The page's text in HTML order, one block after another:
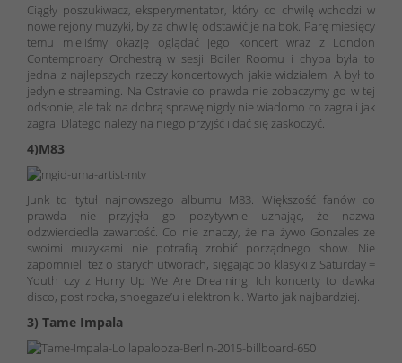
Ciągły poszukiwacz, eksperymentator, który co chwilę wchodzi w
nowe rejony muzyki, by za chwilę odstawić je na bok. Parę miesięcy
temu mieliśmy okazję oglądać jego koncert wraz z London
Contemproary Orchestrą w sesji Boiler Roomu i chyba była to
jedna z najlepszych rzeczy koncertowych jakie widziałem. A był to
jedynie streaming. Na Ostravie co prawda nie zobaczymy go w tej
odsłonie, ale tak na dobrą sprawę nigdy nie wiadomo co zagra i jak
zagra. Dlatego należy na niego przyjść i dać się zaskoczyć.
4)M83
Junk to tytuł najnowszego albumu M83. Większość fanów co
prawda nie przyjęła go pozytywnie uznając, że nazwa
odzwierciedla zawartość. Co nie znaczy, że na żywo Gonzales ze
swoimi muzykami nie potrafią zrobić porządnego show. Nie
zapomnieli też o starych utworach, sięgając po klasyki z Saturday =
Youth czy z Hurry Up We Are Dreaming. Ich koncerty to dawka
disco, post rocka, shoegaze’u i elektroniki. Warto jak najbardziej.
3) Tame Impala